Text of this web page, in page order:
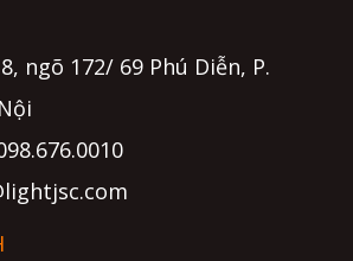
ngõ 172/ 69 Phú Diễn, P.